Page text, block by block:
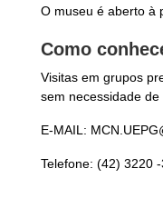
O museu é aberto à
Como
Visitas em grupos
sem necessidade de
E-MAIL:
Telefone: (42) 3220